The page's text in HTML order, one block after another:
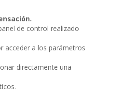
de control realizado
acceder a los parámetros
directamente una